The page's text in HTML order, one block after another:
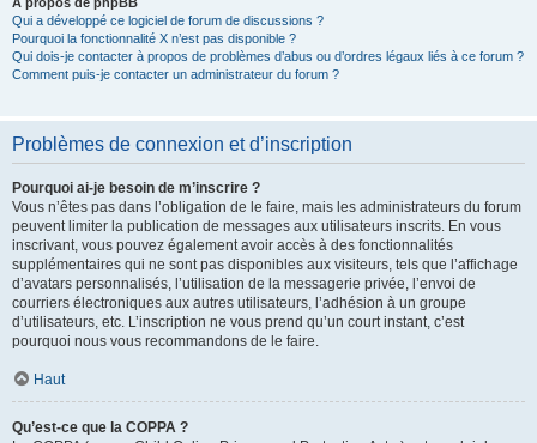
Qui a développé ce logiciel de forum de discussions ?
Pourquoi la fonctionnalité X n’est pas disponible ?
Qui dois-je contacter à propos de problèmes d’abus ou d’ordres légaux liés à ce forum ?
Comment puis-je contacter un administrateur du forum ?
Problèmes de connexion et d’inscription
Pourquoi ai-je besoin de m’inscrire ?
Vous n’êtes pas dans l’obligation de le faire, mais les administrateurs du forum
peuvent limiter la publication de messages aux utilisateurs inscrits. En vous
inscrivant, vous pouvez également avoir accès à des fonctionnalités
supplémentaires qui ne sont pas disponibles aux visiteurs, tels que l’affichage
d’avatars personnalisés, l’utilisation de la messagerie privée, l’envoi de
courriers électroniques aux autres utilisateurs, l’adhésion à un groupe
d’utilisateurs, etc. L’inscription ne vous prend qu’un court instant, c’est
pourquoi nous vous recommandons de le faire.
Haut
Qu’est-ce que la COPPA ?